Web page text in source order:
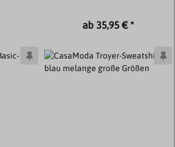
ab 35,95 € *